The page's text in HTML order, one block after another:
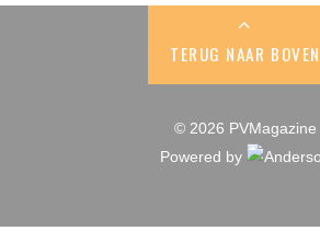
TERUG NAAR BOVEN
© 2026 PVMagazine
Powered by